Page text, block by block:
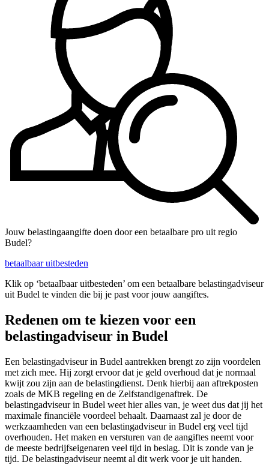
Jouw belastingaangifte doen door een betaalbare pro uit regio
Budel?
betaalbaar uitbesteden
Klik op ‘betaalbaar uitbesteden’ om een betaalbare belastingadviseur
uit Budel te vinden die bij je past voor jouw aangiftes.
Redenen om te kiezen voor een
belastingadviseur in Budel
Een belastingadviseur in Budel aantrekken brengt zo zijn voordelen
met zich mee. Hij zorgt ervoor dat je geld overhoud dat je normaal
kwijt zou zijn aan de belastingdienst. Denk hierbij aan aftrekposten
zoals de MKB regeling en de Zelfstandigenaftrek. De
belastingadviseur in Budel weet hier alles van, je weet dus dat jij het
maximale financiële voordeel behaalt. Daarnaast zal je door de
werkzaamheden van een belastingadviseur in Budel erg veel tijd
overhouden. Het maken en versturen van de aangiftes neemt voor
de meeste bedrijfseigenaren veel tijd in beslag. Dit is zonde van je
tijd. De belastingadviseur neemt al dit werk voor je uit handen.